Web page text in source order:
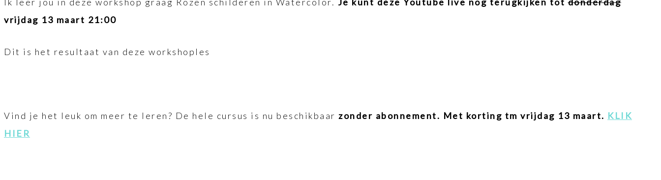
vrijdag 13 maart 21:00
Dit is het resultaat van deze workshoples
Vind je het leuk om meer te leren? De hele cursus is nu beschikbaar zonder abonnement. Met korting tm vrijdag 13 maart. KLIK
HIER